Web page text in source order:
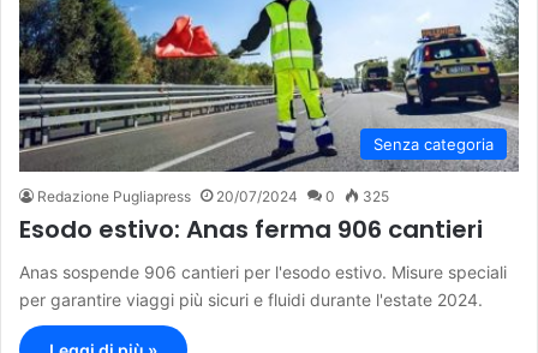
Senza categoria
Redazione Pugliapress 20/07/2024 0 325
Esodo estivo: Anas ferma 906 cantieri
Anas sospende 906 cantieri per l'esodo estivo. Misure speciali
per garantire viaggi più sicuri e fluidi durante l'estate 2024.